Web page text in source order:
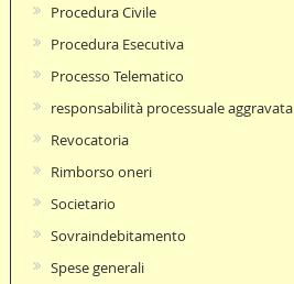
Procedura Civile
Procedura Esecutiva
Processo Telematico
responsabilità processuale aggravata
Revocatoria
Rimborso oneri
Societario
Sovraindebitamento
Spese generali